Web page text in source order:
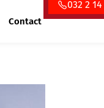
Contact
032 2